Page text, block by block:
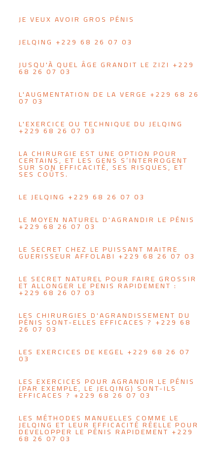
JE VEUX AVOIR GROS PÉNIS
JELQING +229 68 26 07 03
JUSQU'À QUEL ÂGE GRANDIT LE ZIZI +229
68 26 07 03
L'AUGMENTATION DE LA VERGE +229 68 26
07 03
L'EXERCICE OU TECHNIQUE DU JELQING
+229 68 26 07 03
LA CHIRURGIE EST UNE OPTION POUR
CERTAINS, ET LES GENS S’INTERROGENT
SUR SON EFFICACITÉ, SES RISQUES, ET
SES COÛTS.
LE JELQING +229 68 26 07 03
LE MOYEN NATUREL D'AGRANDIR LE PÉNIS
+229 68 26 07 03
LE SECRET CHEZ LE PUISSANT MAITRE
GUERISSEUR AFFOLABI +229 68 26 07 03
LE SECRET NATUREL POUR FAIRE GROSSIR
ET ALLONGER LE PENIS RAPIDEMENT :
+229 68 26 07 03
LES CHIRURGIES D'AGRANDISSEMENT DU
PÉNIS SONT-ELLES EFFICACES ? +229 68
26 07 03
LES EXERCICES DE KEGEL +229 68 26 07
03
LES EXERCICES POUR AGRANDIR LE PÉNIS
(PAR EXEMPLE, LE JELQING) SONT-ILS
EFFICACES ? +229 68 26 07 03
LES MÉTHODES MANUELLES COMME LE
JELQING ET LEUR EFFICACITÉ RÉELLE POUR
DEVELOPPER LE PÉNIS RAPIDEMENT +229
68 26 07 03